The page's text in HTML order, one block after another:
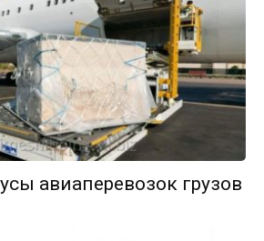
авиаперевозок грузов